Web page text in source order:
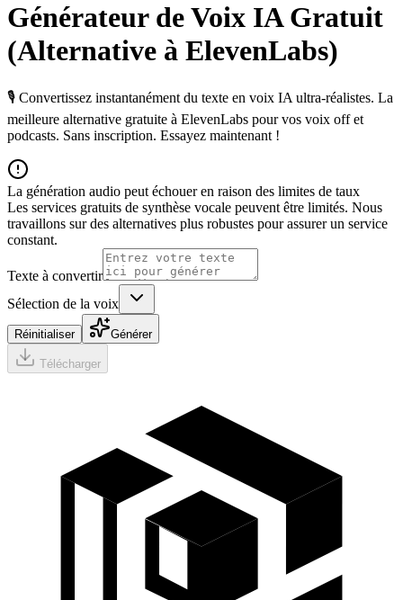
Générateur de Voix IA Gratuit
(Alternative à ElevenLabs)
🎙️ Convertissez instantanément du texte en voix IA ultra-réalistes. La
meilleure alternative gratuite à ElevenLabs pour vos voix off et
podcasts. Sans inscription. Essayez maintenant !
La génération audio peut échouer en raison des limites de taux
Les services gratuits de synthèse vocale peuvent être limités. Nous
travaillons sur des alternatives plus robustes pour assurer un service
constant.
Texte à convertir
Sélection de la voix
Réinitialiser Générer
Télécharger